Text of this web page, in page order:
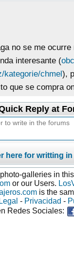
no se me
interesante (
kategorie/chmel),
que se compra
Reply at
here for writting
galleries in
or our Users.
is the
- Privacidad -
Redes Sociales: